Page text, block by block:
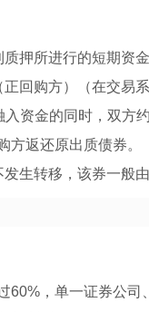
押所进行的短期资金
回购方）（在交易
入资金的同时，双
方返还原出质债券。
生转移，该券一般
60%，单一证券公